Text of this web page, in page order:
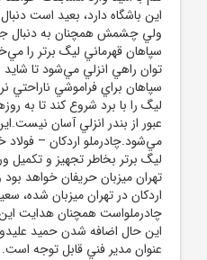
اين باشگاه دارد، بعيد است
ولي چشمش همچنان به دنبال
سپاهان قهرماني ليگ برتر را
توان راهي انزلي مي‌شود تا
سپاهان براي فراموشي ناراحتي
ليگ را با برد شروع کند تا به
مي‌شود.چادرملو اردکان – فولاد
ليگ برتر بخاطر تجهيز و تکميل
تهران ميزبان حريفان خواهد
اردکان در تهران ميزبان شده،
چادرملواست همچنان هدايت اين
اين حال اضافه شدن حميد
عنوان مدير فني قابل توجه است.